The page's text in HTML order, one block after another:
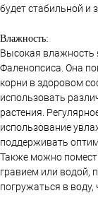
будет стабильной и
Влажность:
Высокая влажность
Фаленопсиса. Она
корни в здоровом
использовать
растения.
использование
поддерживать
Также можно
гравием или водой,
погружаться в воду,